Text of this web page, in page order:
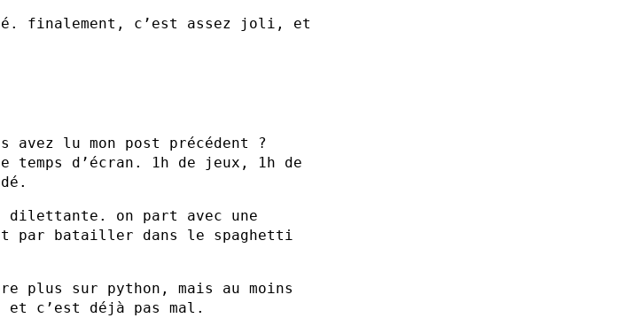
finalement, c’est assez joli, et
lu mon post précédent ?
d’écran. 1h de jeux, 1h de
dilettante. on part avec une
batailler dans le spaghetti
plus sur python, mais au moins
c’est déjà pas mal.